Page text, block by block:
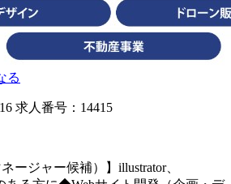
る
求人番号：14415
ージャー候補）】illustrator、